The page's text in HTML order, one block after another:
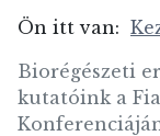
Ön itt van:
Biorégészeti
kutatóink a